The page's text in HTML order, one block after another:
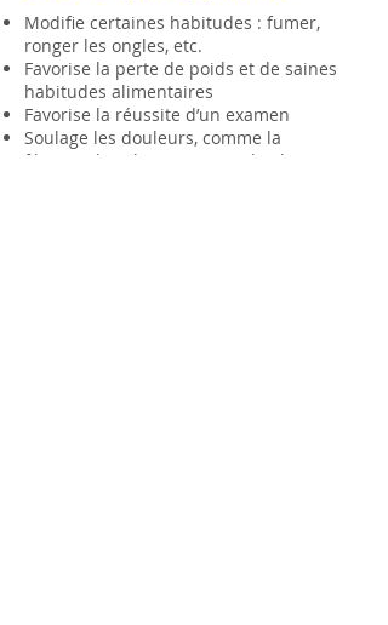
Modifie certaines habitudes : fumer,
ronger les ongles, etc.
Favorise la perte de poids et de saines
habitudes alimentaires
Favorise la réussite d’un examen
Soulage les douleurs, comme la
fibromyalgie, les migraines, l’arthrite,